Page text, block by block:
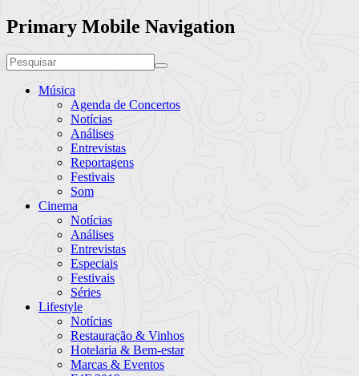
Primary Mobile Navigation
Música
Agenda de Concertos
Notícias
Análises
Entrevistas
Reportagens
Festivais
Som
Cinema
Notícias
Análises
Entrevistas
Especiais
Festivais
Séries
Lifestyle
Notícias
Restauração & Vinhos
Hotelaria & Bem-estar
Marcas & Eventos